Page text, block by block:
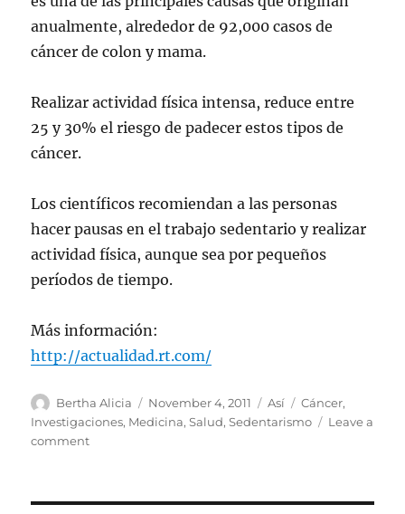
anualmente, alrededor de 92,000 casos de
cáncer de colon y mama.
Realizar actividad física intensa, reduce entre
25 y 30% el riesgo de padecer estos tipos de
cáncer.
Los científicos recomiendan a las personas
hacer pausas en el trabajo sedentario y realizar
actividad física, aunque sea por pequeños
períodos de tiempo.
Más información:
http://actualidad.rt.com/
Author
Bertha Alicia
Posted
on
November 4, 2011 Categories
Así Tags
Cáncer,
Investigaciones, Medicina,Salud,Sedentarismo
Leave a
commenton